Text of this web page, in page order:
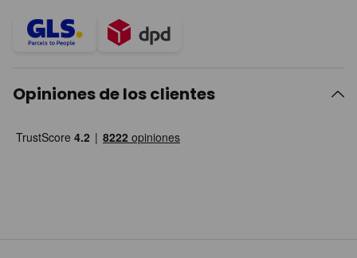
Opiniones de los clientes